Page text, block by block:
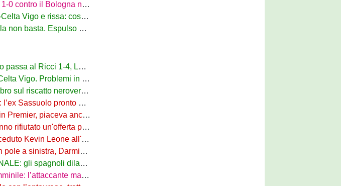
nelle prime amichevoli
e rissa: cosa è successo
Espulso Laurienté
1-4, Laurienté espulso
in difesa, lì non sto allenando"
su Amazon e in libreria
a scendere in Serie D
piaceva anche al Sassuolo
un'offerta per Pinamonti
all'Arezzo: il comunicato
Darmian soluzione a destra
dilagano nel finale
a parametro zero dal PSG